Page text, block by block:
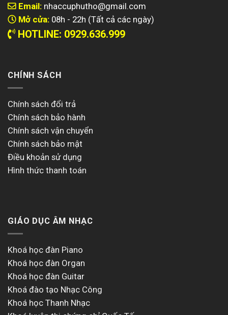
Email: nhaccuphutho@gmail.com
Mở cửa: 08h - 22h (Tất cả các ngày)
HOTLINE: 0929.636.999
CHÍNH SÁCH
Chính sách đổi trả
Chính sách bảo hành
Chính sách vận chuyển
Chính sách bảo mật
Điều khoản sử dụng
Hình thức thanh toán
GIÁO DỤC ÂM NHẠC
Khoá học đàn Piano
Khoá học đàn Organ
Khoá học đàn Guitar
Khoá đào tạo Nhạc Công
Khoá học Thanh Nhạc